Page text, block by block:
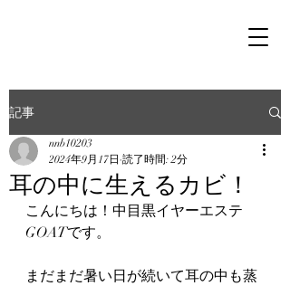
記事
耳の中に生えるカビ！
nnb10203
2024年9月17日 読了時間: 2分
こんにちは！中目黒イヤーエステ
GOATです。
まだまだ暑い日が続いて耳の中も蒸